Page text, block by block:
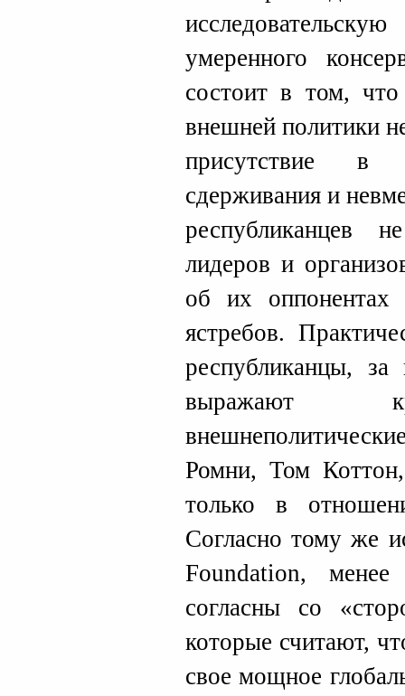
умеренного
состоит в том,
внешней политики
присутствие в
сдерживания и
республиканцев
лидеров и
об их оппонентах
ястребов.
республиканцы,
выражают
Ромни, Том
только в
Согласно тому же
Foundation, менее
согласны со
которые считают,
свое мощное